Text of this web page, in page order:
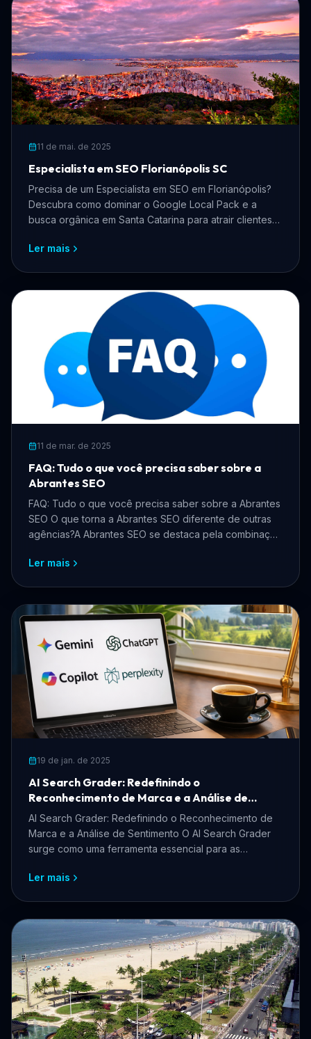
11 de mai. de 2025
Especialista em SEO Florianópolis SC
Precisa de um Especialista em SEO em Florianópolis?
Descubra como dominar o Google Local Pack e a
busca orgânica em Santa Catarina para atrair clientes
Ler mais
11 de mar. de 2025
FAQ: Tudo o que você precisa saber sobre a
Abrantes SEO
FAQ: Tudo o que você precisa saber sobre a Abrantes
SEO O que torna a Abrantes SEO diferente de outras
agências?A Abrantes SEO se destaca pela combinação
Ler mais
19 de jan. de 2025
AI Search Grader: Redefinindo o
Reconhecimento de Marca e a Análise de
Sentimento
AI Search Grader: Redefinindo o Reconhecimento de
Marca e a Análise de Sentimento O AI Search Grader
surge como uma ferramenta essencial para as
Ler mais